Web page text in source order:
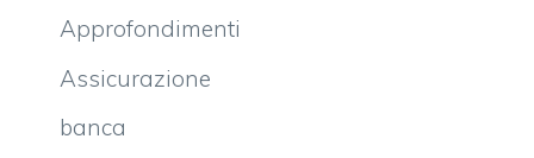
Approfondimenti
Assicurazione
banca